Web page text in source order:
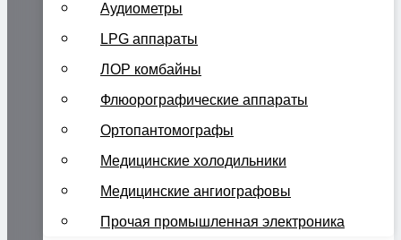
Аудиометры
LPG аппараты
ЛОР комбайны
Флюорографические аппараты
Ортопантомографы
Медицинские холодильники
Медицинские ангиографовы
Прочая промышленная электроника